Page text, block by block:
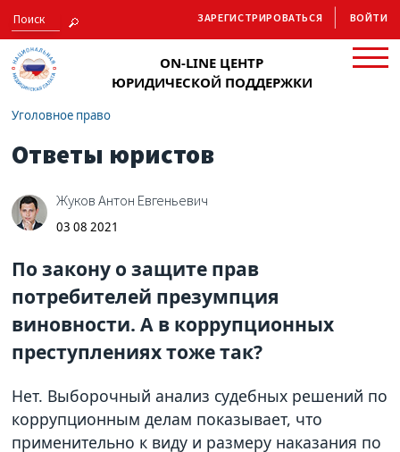
ON-LINE ЦЕНТР
ЮРИДИЧЕСКОЙ ПОДДЕРЖКИ
ЗАРЕГИСТРИРОВАТЬСЯ ВОЙТИ
Уголовное право
Ответы юристов
Жуков Антон Евгеньевич
03 08 2021
По закону о защите прав
потребителей презумпция
виновности. А в коррупционных
преступлениях тоже так?
Нет. Выборочный анализ судебных решений по
коррупционным делам показывает, что
применительно к виду и размеру наказания по